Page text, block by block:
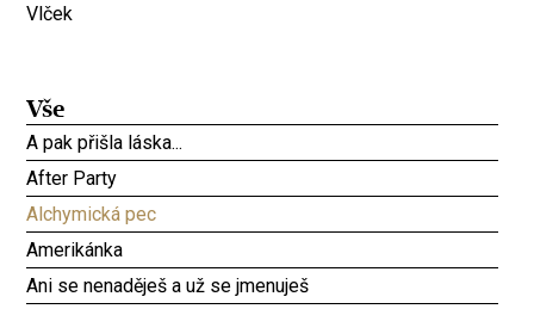
Vlček
Vše
A pak přišla láska...
After Party
Alchymická pec
Amerikánka
Ani se nenaděješ a už se jmenuješ